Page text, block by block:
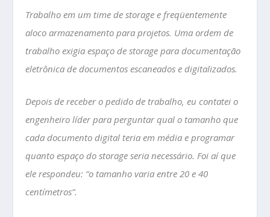
Trabalho em um time de storage e freqüentemente
aloco armazenamento para projetos. Uma ordem de
trabalho exigia espaço de storage para documentação
eletrônica de documentos escaneados e digitalizados.
Depois de receber o pedido de trabalho, eu contatei o
engenheiro líder para perguntar qual o tamanho que
cada documento digital teria em média e programar
quanto espaço do storage seria necessário. Foi aí que
ele respondeu: “o tamanho varia entre 20 e 40
centímetros”.